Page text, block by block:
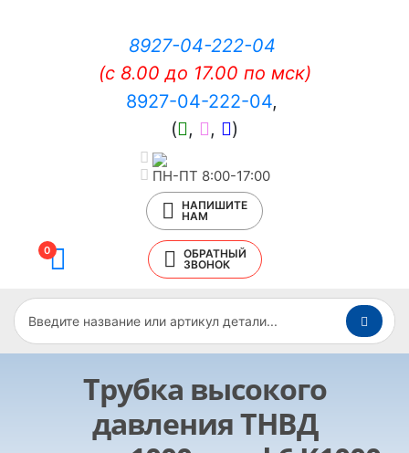
8927-04-222-04
(c 8.00 до 17.00 по мск)
8927-04-222-04,
(
, , )
ПН-ПТ 8:00-17:00
НАПИШИТЕ
НАМ
0
ОБРАТНЫЙ
ЗВОНОК
Трубка высокого
давления ТНВД